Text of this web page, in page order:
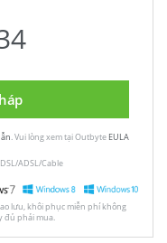
. Vui lòng xem tại Outbyte EULA
ADSL/Cable
lưu, khôi phục miễn phí không
đủ phải mua.